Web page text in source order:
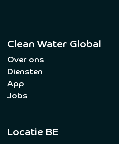
Clean Water Global
Over ons
Diensten
App
Jobs
Locatie BE